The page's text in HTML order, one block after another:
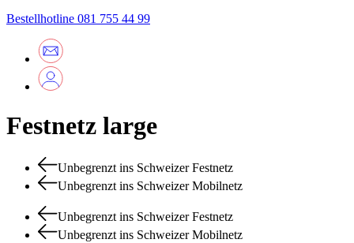
Bestellhotline 081 755 44 99
Festnetz large
Unbegrenzt ins Schweizer Festnetz
Unbegrenzt ins Schweizer Mobilnetz
Unbegrenzt ins Schweizer Festnetz
Unbegrenzt ins Schweizer Mobilnetz